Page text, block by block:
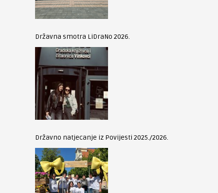
Državna smotra LiDraNo 2026.
Državno natjecanje iz Povijesti 2025./2026.